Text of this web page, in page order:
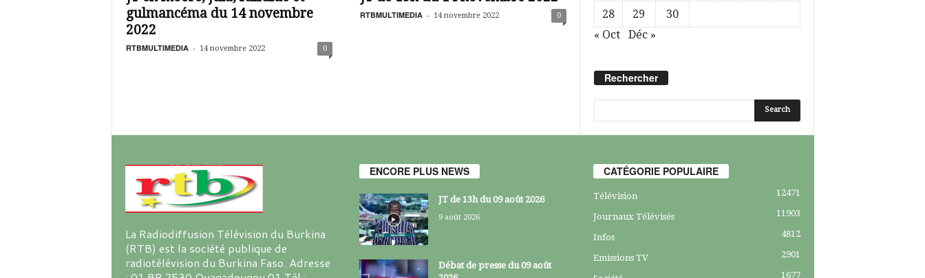
gulmancéma du 14 novembre
2022
RTBMULTIMEDIA - 14 novembre 2022 0
RTBMULTIMEDIA - 14 novembre 2022 0
28
29
30
« Oct
Déc »
Rechercher
La Radiodiffusion Télévision du Burkina
(RTB) est la société publique de
radiotélévision du Burkina Faso. Adresse
ENCORE PLUS NEWS
JT de 13h du 09 août 2026
9 août 2026
Débat de presse du 09 août
CATÉGORIE POPULAIRE
Télévision 12471
Journaux Télévisés 11903
Infos 4812
Emissions TV 2901
1677